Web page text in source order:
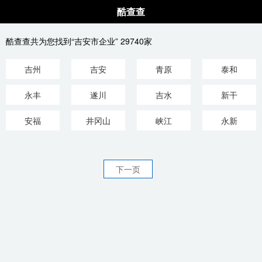
酷查查
酷查查共为您找到“吉安市企业” 29740家
吉州 吉安 青原 泰和
永丰 遂川 吉水 新干
安福 井冈山 峡江 永新
下一页